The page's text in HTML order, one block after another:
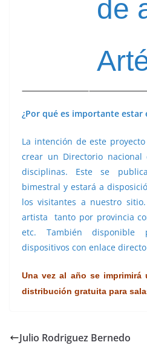
de
¿Por qué es importante estar
La intención de este
crear un Directorio
disciplinas. Este se
bimestral y estará a
los visitantes a nuestro
artista tanto por provincia
etc. También
dispositivos con enlace
Una vez al año se imprimirá
distribución gratuita para
Julio Rodriguez Bernedo